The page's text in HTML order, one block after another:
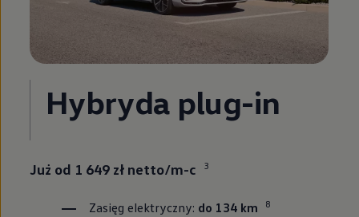
Hybryda plug-in
Już od 1 649 zł netto/m-c 3
Zasięg elektryczny: do 134 km 8